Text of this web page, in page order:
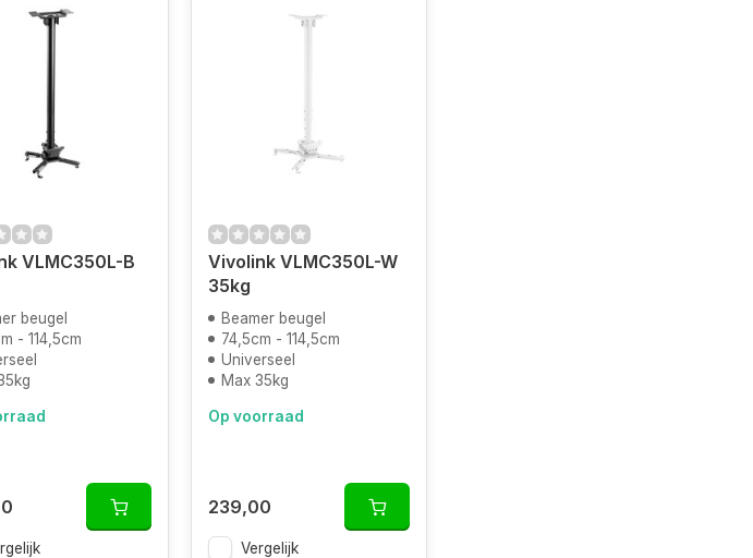
VLMC350L-B
beugel
- 114,5cm
Vivolink VLMC350L-W
35kg
Beamer beugel
74,5cm - 114,5cm
Universeel
Max 35kg
Op voorraad
239,00
Vergelijk